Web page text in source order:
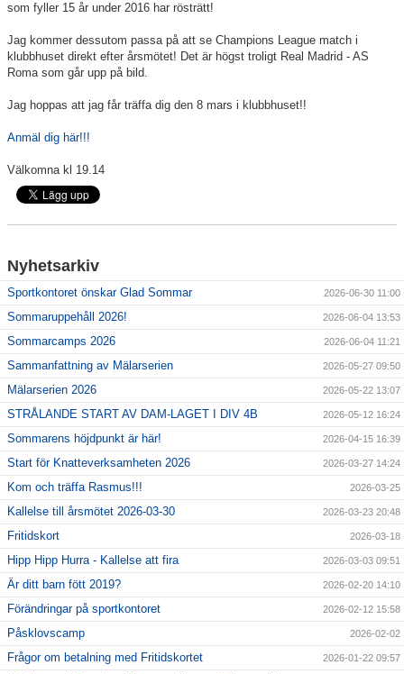
som fyller 15 år under 2016 har rösträtt!
Jag kommer dessutom passa på att se Champions League match i
klubbhuset direkt efter årsmötet! Det är högst troligt Real Madrid - AS
Roma som går upp på bild.
Jag hoppas att jag får träffa dig den 8 mars i klubbhuset!!
Anmäl dig här!!!
Välkomna kl 19.14
Nyhetsarkiv
Sportkontoret önskar Glad Sommar 2026-06-30 11:00
Sommaruppehåll 2026! 2026-06-04 13:53
Sommarcamps 2026 2026-06-04 11:21
Sammanfattning av Mälarserien 2026-05-27 09:50
Mälarserien 2026 2026-05-22 13:07
STRÅLANDE START AV DAM-LAGET I DIV 4B 2026-05-12 16:24
Sommarens höjdpunkt är här! 2026-04-15 16:39
Start för Knatteverksamheten 2026 2026-03-27 14:24
Kom och träffa Rasmus!!! 2026-03-25
Kallelse till årsmötet 2026-03-30 2026-03-23 20:48
Fritidskort 2026-03-18
Hipp Hipp Hurra - Kallelse att fira 2026-03-03 09:51
Är ditt barn fött 2019? 2026-02-20 14:10
Förändringar på sportkontoret 2026-02-12 15:58
Påsklovscamp 2026-02-02
Frågor om betalning med Fritidskortet 2026-01-22 09:57